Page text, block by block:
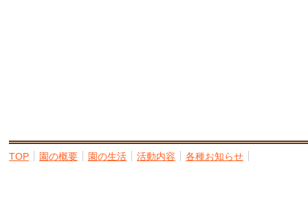
TOP 園の概要 園の生活 活動内容 各種お知らせ